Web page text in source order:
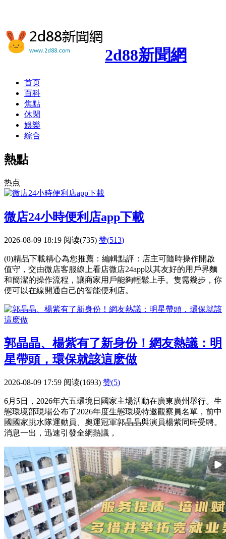
2d88新聞網
首页
百科
焦點
休閑
娛樂
綜合
熱點
热点
微店24小時便利店app下載
2026-08-09 18:19 阅读(735) 赞(513)
(0)精品下載精心為您推薦：編輯點評：店主可隨時操作開啟
值守，交由微店客服線上看店微店24app以其友好的用戶界麵
和簡潔的操作流程，讓商家用戶能夠輕鬆上手。隻需幾步，你
便可以在線開通自己的智能便利店。
郭晶晶、楊紫有了新身份！網友熱議：明
星帶頭，環保就該這麽做
2026-08-09 17:59 阅读(1693) 赞(5)
6月5日，2026年六五環境日國家主場活動在廣東廣州舉行。生
態環境部現場公布了2026年度生態環境特邀觀察員名單，前中
國國家跳水隊運動員、奧運冠軍郭晶晶與演員楊紫同時受聘。
消息一出，迅速引發全網熱議，